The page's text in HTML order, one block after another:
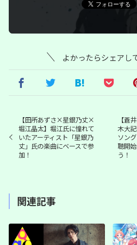
よかったらシェアし
【田所あずさ×星銀乃丈×
堀江晶太】堀江氏に憧れて
いたアーティスト「星銀乃
丈」氏の楽曲にベースで参
加！
【蒼
木大
ソン
聴開
う！
関連記事